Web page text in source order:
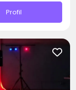
Profil